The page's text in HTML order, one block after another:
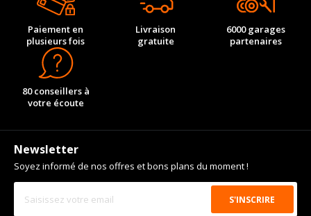
Paiement en
plusieurs fois
Livraison
gratuite
6000 garages
partenaires
80 conseillers à
votre écoute
Newsletter
Soyez informé de nos offres et bons plans du moment !